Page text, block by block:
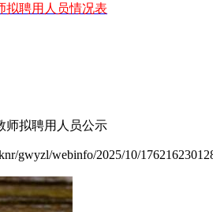
拟聘用人员情况表
师拟聘用人员公示
gwyzl/webinfo/2025/10/